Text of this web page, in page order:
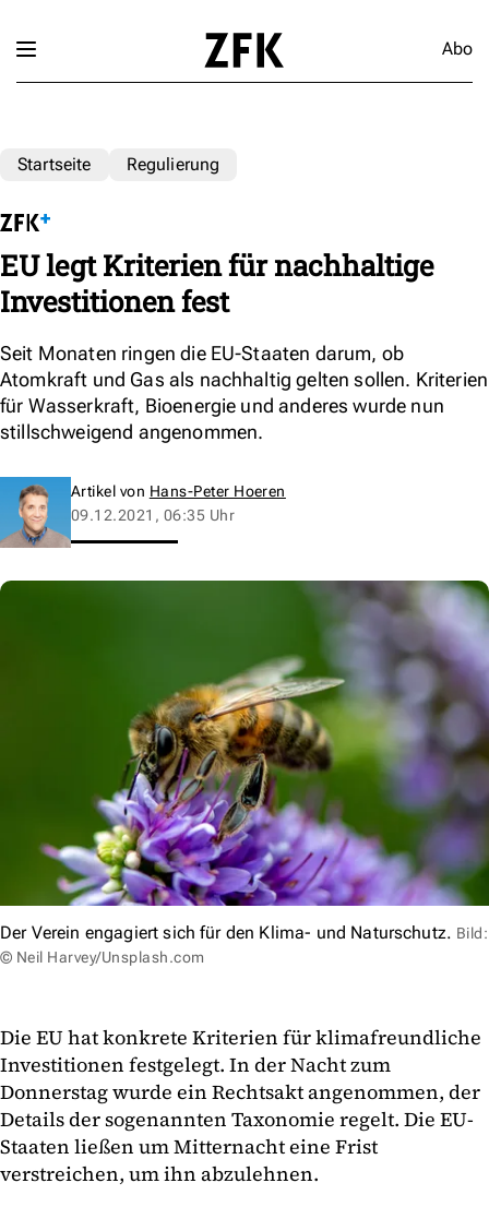
Abo
Startseite Regulierung
EU legt Kriterien für nachhaltige
Investitionen fest
Seit Monaten ringen die EU-Staaten darum, ob
Atomkraft und Gas als nachhaltig gelten sollen. Kriterien
für Wasserkraft, Bioenergie und anderes wurde nun
stillschweigend angenommen.
Artikel von Hans-Peter Hoeren
09.12.2021, 06:35 Uhr
Der Verein engagiert sich für den Klima- und Naturschutz. Bild:
© Neil Harvey/Unsplash.com
Die EU hat konkrete Kriterien für klimafreundliche
Investitionen festgelegt. In der Nacht zum
Donnerstag wurde ein Rechtsakt angenommen, der
Details der sogenannten Taxonomie regelt. Die EU-
Staaten ließen um Mitternacht eine Frist
verstreichen, um ihn abzulehnen.